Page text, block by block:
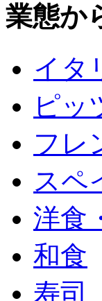
業態か
イタ
ピッ
フレ
スペ
洋食
和食
寿司